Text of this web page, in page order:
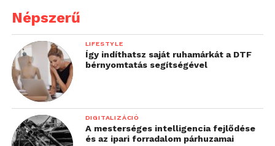
Népszerű
LIFESTYLE
Így indíthatsz saját ruhamárkát a DTF
bérnyomtatás segítségével
DIGITALIZÁCIÓ
A mesterséges intelligencia fejlődése
és az ipari forradalom párhuzamai